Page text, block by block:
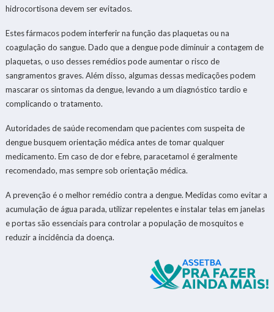
hidrocortisona devem ser evitados.
Estes fármacos podem interferir na função das plaquetas ou na
coagulação do sangue. Dado que a dengue pode diminuir a contagem de
plaquetas, o uso desses remédios pode aumentar o risco de
sangramentos graves. Além disso, algumas dessas medicações podem
mascarar os sintomas da dengue, levando a um diagnóstico tardio e
complicando o tratamento.
Autoridades de saúde recomendam que pacientes com suspeita de
dengue busquem orientação médica antes de tomar qualquer
medicamento. Em caso de dor e febre, paracetamol é geralmente
recomendado, mas sempre sob orientação médica.
A prevenção é o melhor remédio contra a dengue. Medidas como evitar a
acumulação de água parada, utilizar repelentes e instalar telas em janelas
e portas são essenciais para controlar a população de mosquitos e
reduzir a incidência da doença.